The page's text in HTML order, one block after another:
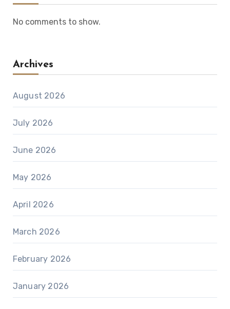
No comments to show.
Archives
August 2026
July 2026
June 2026
May 2026
April 2026
March 2026
February 2026
January 2026